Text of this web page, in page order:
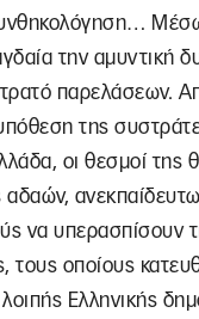
Μέσω
την αμυντική
παρελάσεων.
της
οι θεσμοί της
να υπερασπίσουν
τους οποίους
Ελληνικής